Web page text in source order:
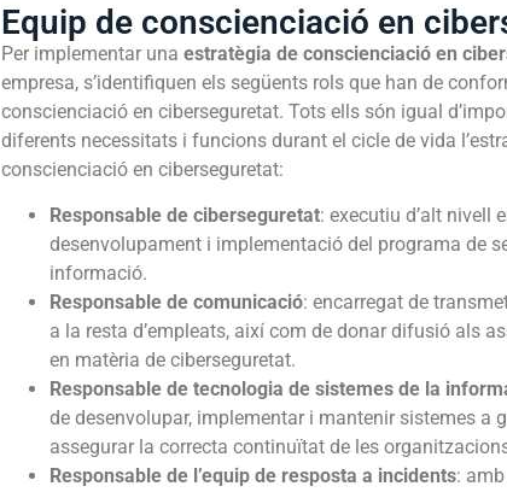
Equip de conscienciació en
Per implementar una estratègia de conscienciació en
empresa, s’identifiquen els següents rols que han de
conscienciació en ciberseguretat. Tots ells són igual
diferents necessitats i funcions durant el cicle de vida
conscienciació en ciberseguretat:
Responsable de ciberseguretat: executiu d’alt nivell
desenvolupament i implementació del programa de
informació.
Responsable de comunicació: encarregat de
a la resta d’empleats, així com de donar difusió als
en matèria de ciberseguretat.
Responsable de tecnologia de sistemes de la
de desenvolupar, implementar i mantenir sistemes a
assegurar la correcta continuïtat de les
Responsable de l’equip de resposta a incidents: